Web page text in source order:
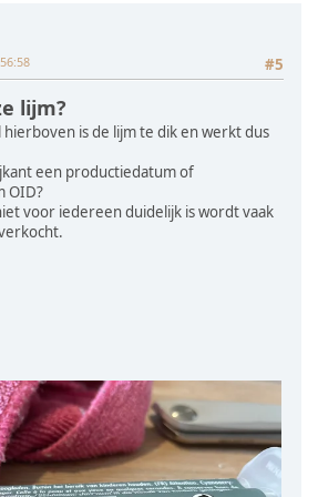
#5
lijm?
hierboven is de lijm te dik en werkt dus
een productiedatum of
OID?
voor iedereen duidelijk is wordt vaak